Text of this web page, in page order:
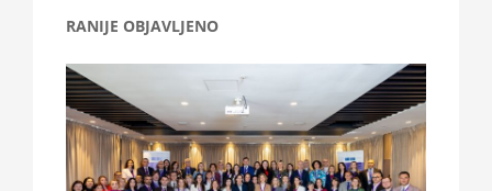
RANIJE OBJAVLJENO